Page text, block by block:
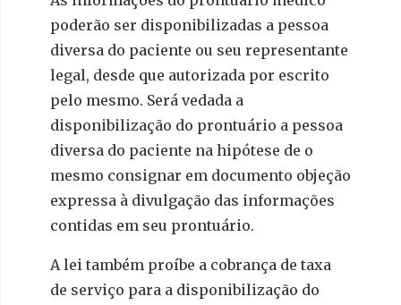
poderão ser disponibilizadas a pessoa
diversa do paciente ou seu representante
legal, desde que autorizada por escrito
pelo mesmo. Será vedada a
disponibilização do prontuário a pessoa
diversa do paciente na hipótese de o
mesmo consignar em documento objeção
expressa à divulgação das informações
contidas em seu prontuário.
A lei também proíbe a cobrança de taxa
de serviço para a disponibilização do